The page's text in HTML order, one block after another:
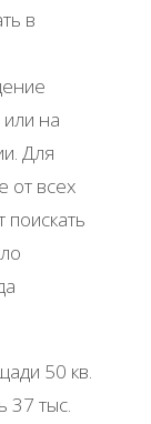
в
на
Для
от всех
поискать
50 кв.
37 тыс.